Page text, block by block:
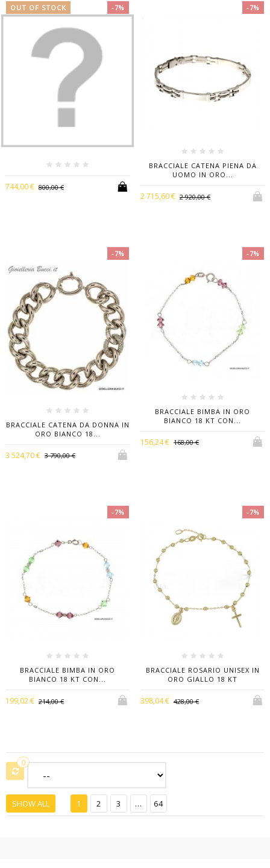
OUT OF STOCK -7%
744,00 € 800,00 €
-7%
BRACCIALE CATENA PIENA DA
UOMO IN ORO...
2 715,60 € 2 920,00 €
-7%
BRACCIALE CATENA DA DONNA IN
ORO BIANCO 18...
3 524,70 € 3 790,00 €
-7%
BRACCIALE BIMBA IN ORO
BIANCO 18 KT CON...
156,24 € 168,00 €
-7%
BRACCIALE BIMBA IN ORO
BIANCO 18 KT CON...
199,02 € 214,00 €
-7%
BRACCIALE ROSARIO UNISEX IN
ORO GIALLO 18 KT
398,04 € 428,00 €
0
SHOW ALL 1 2 3 ... 64